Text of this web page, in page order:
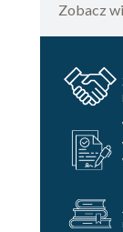
Zobacz